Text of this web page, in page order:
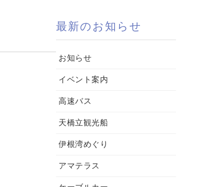
最新のお知らせ
お知らせ
イベント案内
高速バス
天橋立観光船
伊根湾めぐり
アマテラス